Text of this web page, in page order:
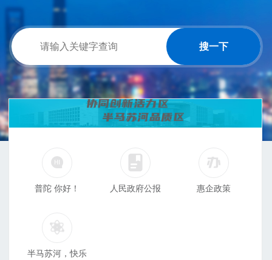
搜一下
普陀 你好！ 人民政府公报 惠企政策
半马苏河，快乐